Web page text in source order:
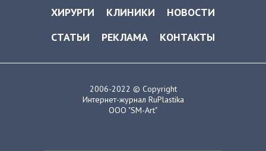
ХИРУРГИ
КЛИНИКИ
НОВОСТИ
СТАТЬИ
РЕКЛАМА КОНТАКТЫ
2006-2022 © Copyright
Интернет-журнал RuPlastika
ООО "SM-Art"